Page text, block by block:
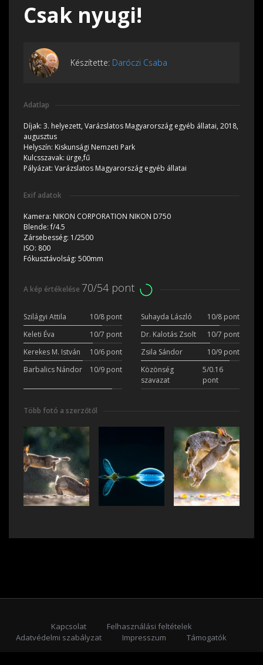
Csak nyugi!
Készítette: Daróczi Csaba
Adatlap
Díjak: 3. helyezett, Varázslatos Magyarország egyéb állatai, 2018,
augusztus
Helyszín: Kiskunsági Nemzeti Park
Kulcsszavak: ürge,fű
Pályázat: Varázslatos Magyarország egyéb állatai
Exif adatok
Kamera: NIKON CORPORATION NIKON D750
Blende:f/4.5
Zársebesség: 1/2500
ISO: 800
Fókusztávolság: 500mm
A kép értékelése 70/54 pont
Szilágyi Attila 10/8 pont Suhayda László
10/8 pont
Keleti Éva
10/7 pont Dr. Kalotás Zsolt
10/7 pont
Kerekes M. István
10/6 pont Zsila Sándor
10/9 pont
Barbalics Nándor
10/9 pont
Közönség
szavazat
5/0.16
pont
Több fotó a szerzőtől
Kapcsolat
Felhasználási feltételek
Adatvédelmi szabályzat
Impresszum
Támogatók